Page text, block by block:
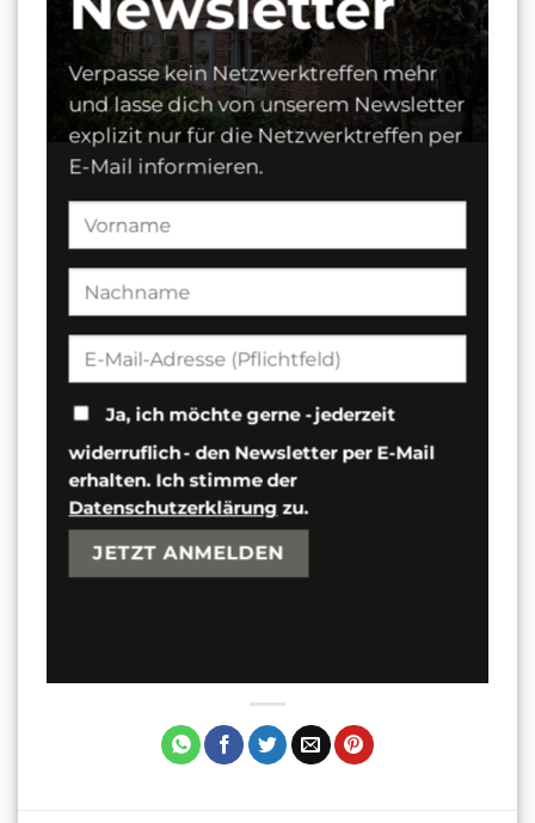
Verpasse kein Netzwerktreffen mehr
und lasse dich von unserem Newsletter
explizit nur für die Netzwerktreffen per
E-Mail informieren.
Ja, ich möchte gerne - jederzeit
widerruflich - den Newsletter per E-Mail
erhalten. Ich stimme der
Datenschutzerklärung zu.
Bitte lasse dieses Feld leer.
Bitte lasse dieses Feld leer.